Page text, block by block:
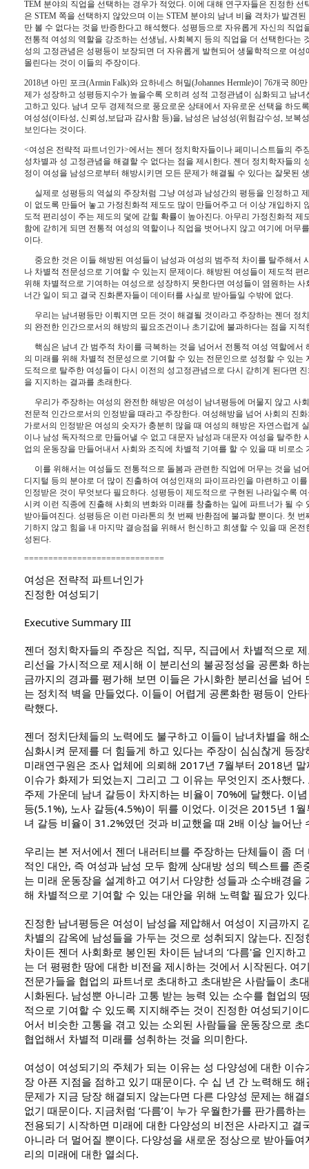
TEM 분야의 직업을 선택하는 경우가 적었다 이에 대해 연구자들은 진정한 선
은 STEM 쪽을 선택하지 않았으며 이는 STEM 분야의 남녀 비율 격차가 발견
만 볼 수 없다는 것을 반증한다고 해석했다 성평등으로 자유롭게 자신의 직업
전통적 여성의 역할을 강조하는 선생님 사회복지 등의 직업을 더 선택한다는
성의 고정관념은 성평등이 보장되면 더 자유롭게 발현되어 생물학적으로 여
몰린다는 것이 이들의 주장이다
2018년 아민 포크(Armin Falk)와 요하네스 허밀(Johannes Hermle)이 76개국 80
제가 성장하고 성평등지수가 높을수록 오히려 성적 고정관념이 심화되고 남
고하고 있다 남녀 모두 경제적으로 풍요로운 상태에서 자유로운 선택을 하도
여성성(이타성 신뢰성 보답과 감사함 등)을 남성은 남성성(위험감수성
보복
보인다는 것이다
<여성은 전략적 파트너인가>에서는 젠더 정치학자들이나 페미니스트들의 주
성차별과 성 고정관념을 해결할 수 없다는 점을 제시한다 젠더 정치학자들의
정이 여성을 남성으로부터 해방시키면 모든 문제가 해결될 수 있다는 잘못된
실제로 성평등의 역설의 주장처럼 그냥 여성과 남성간의 평등을 인정하고
이 없도록 만들어 놓고 가정친화적 제도도 많이 만들어주고 더 이상 개입하지
도적 편리성이 주는 제도의 덫에 갇힐 확률이 높아진다 아무리 가정친화적 제
함에 갇히게 되면 전통적 여성의 역할이나 직업을 벗어나지 않고 여기에 머무
이다
중요한 것은 이들 해방된 여성들이 남성과 여성의 범주적 차이를 탈주해서
나 차별적 전문성으로 기여할 수 있는지 문제이다 해방된 여성들이 제도적 편
위해 차별적으로 기여하는 여성으로 성장하지 못한다면 여성들이 염원하는
너간 일이 되고 결국 진화론자들이 데이터를 사실로 받아들일 수밖에 없다
우리는 남녀평등만 이뤄지면 모든 것이 해결될 것이라고 주장하는 젠더 정
의 완전한 인간으로서의 해방의 필요조건이나 초기값에 불과하다는 점을 지적
핵심은 남녀 간 범주적 차이를 극복하는 것을 넘어서 전통적 여성 역할에서
의 미래를 위해 차별적 전문성으로 기여할 수 있는 전문인으로 성정할 수 있는
도적으로 탈주한 여성들이 다시 이전의 성고정관념으로 다시 갇히게 된다면
을 지지하는 결과를 초래한다
우리가 주장하는 여성의 완전한 해방은 여성이 남녀평등에 머물지 않고 사
전문적 인간으로서의 인정받을 때라고 주장한다 여성해방을 넘어 사회의 진
가로서의 인정받은 여성의 숫자가 충분히 많을 때 여성의 해방은 자연스럽게
이나 남성 독자적으로 만들어낼 수 없고 대문자 남성과 대문자 여성을 탈주한
업의 운동장을 만들어내서 사회와 조직에 차별적 기여를 할 수 있을 때 비로소
이를 위해서는 여성들도 전통적으로 돌봄과 관련한 직업에 머무는 것을 넘
디지털 등의 분야로 더 많이 진출하여 여성인재의 파이프라인을 마련하고 이
인정받은 것이 무엇보다 필요하다 성평등이 제도적으로 구현된 나라일수록
시켜 이런 직종에 진출해 사회의 변화와 미래를 창출하는 일에 파트너가 될 수
받아들여진다 성평등은 이런 마라톤의 첫 번째 반환점에 불과할 뿐이다 첫 번
기하지 않고 힘을 내 마지막 결승점을 위해서 헌신하고 희생할 수 있을 때 온
성된다
=============================
여성은 전략적 파트너인가
진정한 여성되기
Executive Summary III
젠더 정치학자들의 주장은 직업, 직무, 직급에서 차별적으로
리선을 가시적으로 제시해 이 분리선의 불공정성을 공론화 하
금까지의 경과를 평가해 보면 이들은 가시화한 분리선을 넘어
는 정치적 벽을 만들었다. 이들이 어렵게 공론화한 평등이 안
락했다.
젠더 정치단체들의 노력에도 불구하고 이들이 남녀차별을 해
심화시켜 문제를 더 힘들게 하고 있다는 주장이 심심찮게 등
미래연구원은 조사 업체에 의뢰해 2017년 7월부터 2018년
이슈가 화제가 되었는지 그리고 그 이유는 무엇인지 조사했다
주제 가운데 남녀 갈등이 차지하는 비율이 70%에 달했다. 이
등(5.1%), 노사 갈등(4.5%)이 뒤를 이었다. 이것은 2015년 1
녀 갈등 비율이 31.2%였던 것과 비교했을 때 2배 이상 늘어난
우리는 본 저서에서 젠더 내러티브를 주장하는 단체들이 좀
적인 대안, 즉 여성과 남성 모두 함께 상대방 성의 텍스트를 존
는 미래 운동장을 설계하고 여기서 다양한 성들과 소수배경을
해 차별적으로 기여할 수 있는 대안을 위해 노력할 필요가 있
진정한 남녀평등은 여성이 남성을 제압해서 여성이 지금까지
차별의 감옥에 남성들을 가두는 것으로 성취되지 않는다. 진
차이든 젠더 사회화로 봉인된 차이든 남녀의 ‘다름'을 인지하
는 더 평평한 땅에 대한 비전을 제시하는 것에서 시작된다. 여
전문가들을 협업의 파트너로 초대하고 초대받은 사람들이 초
시화된다. 남성뿐 아니라 고통 받는 능력 있는 소수를 협업의
적으로 기여할 수 있도록 지지해주는 것이 진정한 여성되기이
어서 비슷한 고통을 겪고 있는 소외된 사람들을 운동장으로
협업해서 차별적 미래를 성취하는 것을 의미한다.
여성이 여성되기의 주체가 되는 이유는 성 다양성에 대한 이
장 아픈 지점을 점하고 있기 때문이다. 수 십 년 간 노력해도
문제가 지금 당장 해결되지 않는다면 다른 다양성 문제는 해
없기 때문이다. 지금처럼 ‘다름’이 누가 우월한가를 판가름하
전용되기 시작하면 미래에 대한 다양성의 비전은 사라지고 결
아니라 더 멀어질 뿐이다. 다양성을 새로운 정상으로 받아들
리의 미래에 대한 열쇠다.